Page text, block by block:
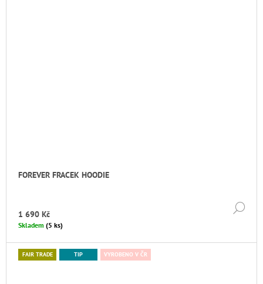
FOREVER FRACEK HOODIE
1 690 Kč
Skladem (5 ks)
FAIR TRADE TIP VYROBENO V ČR